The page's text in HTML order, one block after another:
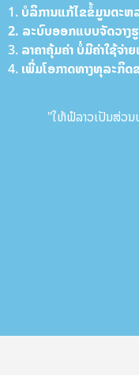
1. ບໍລິການ​ແກ້​ໄຂ​ຂໍ້​ມູນ​ຕະຫ
2. ລະບົບ​ອອກ​ແບບ​ຈັດ​ວາງ​
3. ລາ​ຄາ​ຄຸ້ມ​ຄ່າ ບໍ່​ມີ​ຄ່າ​ໃຊ້​ຈ່
4. ເພີ່ມ​ໂອ​ກາດ​ທາງ​ທຸລະກິດ
"ໃຫ້ຟໍລາວເປັນສ່ວ